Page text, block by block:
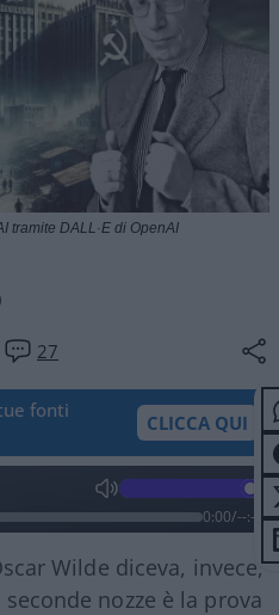
27
tramite DALL·E di OpenAI
fonti
CLICCA QUI
0:00/--:--
Wilde diceva, invece,
nozze è la prova